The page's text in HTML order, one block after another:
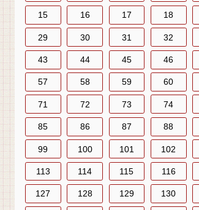
15 16 17 18
29 30 31 32
43 44 45 46
57 58 59 60
71 72 73 74
85 86 87 88
99 100 101 102
113 114 115 116
127 128 129 130